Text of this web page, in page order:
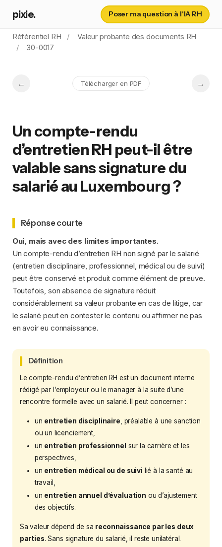
pixie. Poser ma question à l'IA RH
Référentiel RH
Valeur probante des documents RH
30-0017
Télécharger en PDF
Un compte-rendu
d’entretien RH peut-il être
valable sans signature du
salarié au Luxembourg ?
Réponse courte
Oui, mais avec des limites importantes.
Un compte-rendu d’entretien RH non signé par le salarié
(entretien disciplinaire, professionnel, médical ou de suivi)
peut être conservé et produit comme élément de preuve.
Toutefois, son absence de signature réduit
considérablement sa valeur probante en cas de litige, car
le salarié peut en contester le contenu ou affirmer ne pas
en avoir eu connaissance.
Définition
Le compte-rendu d’entretien RH est un document interne
rédigé par l’employeur ou le manager à la suite d’une
rencontre formelle avec un salarié. Il peut concerner :
un entretien disciplinaire , préalable à une sanction
ou un licenciement,
un entretien professionnel sur la carrière et les
perspectives,
un entretien médical ou de suivi lié à la santé au
travail,
un entretien annuel d’évaluation ou d’ajustement
des objectifs.
Sa valeur dépend de sa reconnaissance par les deux
parties. Sans signature du salarié, il reste unilatéral.